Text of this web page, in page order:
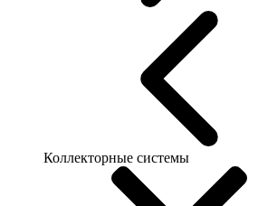
Коллекторные системы